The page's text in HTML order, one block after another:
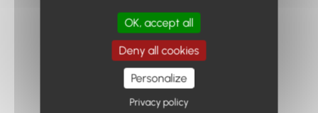
Retour à l'accueil
OK, accept all
Deny all cookies
Personalize
Privacy policy